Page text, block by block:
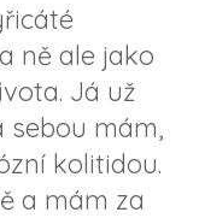
ně ale jako
Já už
sebou mám,
kolitidou.
a mám za